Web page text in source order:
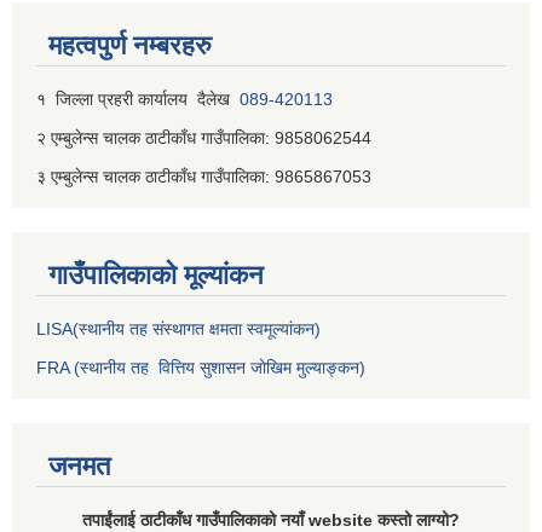
महत्वपुर्ण नम्बरहरु
१ जिल्‍ला प्रहरी कार्यालय दैलेख 089-420113
२ एम्बुलेन्स चालक ठाटीकाँध गाउँपालिका: 9858062544
३ एम्बुलेन्स चालक ठाटीकाँध गाउँपालिका: 9865867053
गाउँपालिकाकाे मूल्यांकन
LISA(स्थानीय तह संस्थागत क्षमता स्वमूल्यांकन)
FRA (स्थानीय तह वित्तिय सुशासन जोखिम मुल्याङ्कन)
जनमत
तपाईंलाई ठाटीकाँध गाउँपालिकाको नयाँ website कस्तो लाग्यो?